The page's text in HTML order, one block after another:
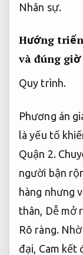
Nhân sự.
Hướng
và đúng giờ
Quy trình.
Phương án
là yếu tố
Quận 2.
người bận
hàng nhưng
thân, Dễ mở
Rõ ràng.
đại, Cam kết